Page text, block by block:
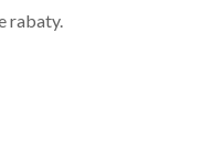
rabaty.